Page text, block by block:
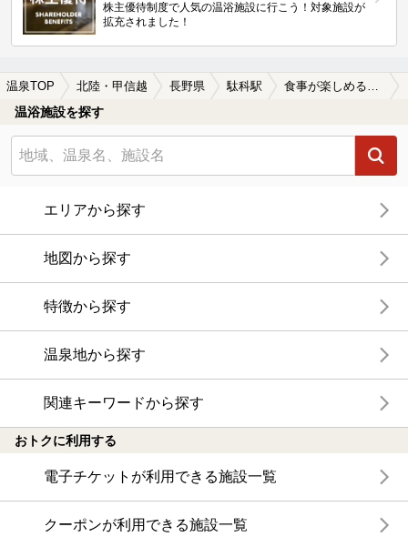
株主優待制度で人気の温浴施設に行こう！対象施設が
拡充されました！
温泉TOP 北陸・甲信越 長野県 駄科駅 食事が楽しめる駄科駅近くの温泉、日帰り温泉、スーパー銭湯おすすめ
温浴施設を探す
エリアから探す
地図から探す
特徴から探す
温泉地から探す
関連キーワードから探す
おトクに利用する
電子チケットが利用できる施設一覧
クーポンが利用できる施設一覧